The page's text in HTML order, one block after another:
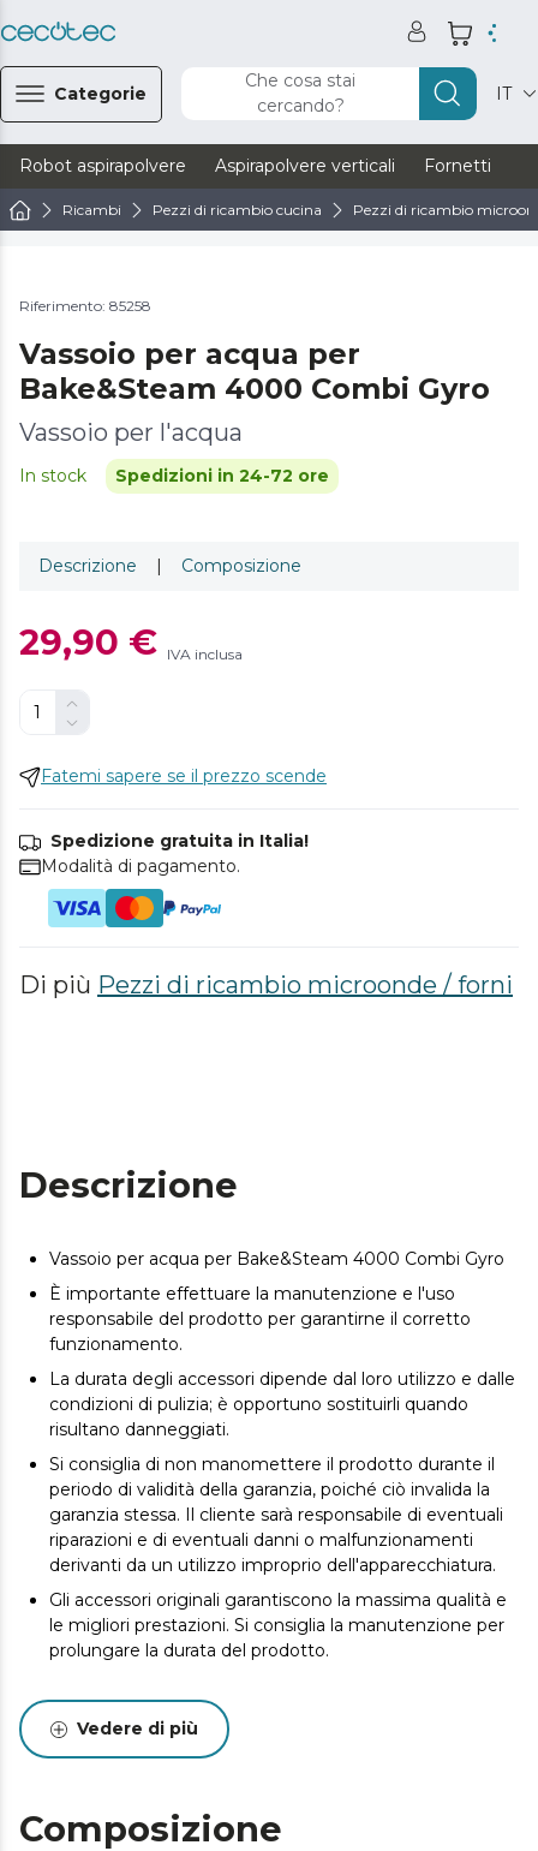
Categorie
Che cosa stai
cercando?
IT
Robot aspirapolvere Aspirapolvere verticali Fornetti
Ricambi Pezzi di ricambio cucina Pezzi di ricambio
Riferimento: 85258
Vassoio per acqua per
Bake&Steam 4000 Combi Gyro
Vassoio per l'acqua
In stock Spedizioni in 24-72 ore
Descrizione | Composizione
29,90 € IVA inclusa
Fatemi sapere se il prezzo scende
Spedizione gratuita in Italia!
Modalità di pagamento.
Di più Pezzi di ricambio microonde / forni
Descrizione
Vassoio per acqua per Bake&Steam 4000 Combi Gyro
È importante effettuare la manutenzione e l'uso
responsabile del prodotto per garantirne il corretto
funzionamento.
La durata degli accessori dipende dal loro utilizzo e dalle
condizioni di pulizia; è opportuno sostituirli quando
risultano danneggiati.
Si consiglia di non manomettere il prodotto durante il
periodo di validità della garanzia, poiché ciò invalida la
garanzia stessa. Il cliente sarà responsabile di eventuali
riparazioni e di eventuali danni o malfunzionamenti
derivanti da un utilizzo improprio dell'apparecchiatura.
Gli accessori originali garantiscono la massima qualità e
le migliori prestazioni. Si consiglia la manutenzione per
prolungare la durata del prodotto.
Vedere di più
Composizione